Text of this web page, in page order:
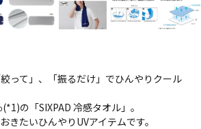
って」、「振るだけ」でひんやりクール
の「SIXPAD 冷感タオル」。
きたいひんやりUVアイテムです。